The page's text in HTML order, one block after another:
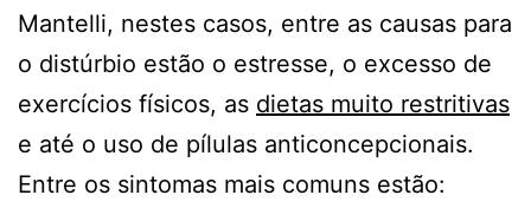
Mantelli, nestes casos, entre as causas para
o distúrbio estão o estresse, o excesso de
exercícios físicos, as dietas muito restritivas
e até o uso de pílulas anticoncepcionais.
Entre os sintomas mais comuns estão: